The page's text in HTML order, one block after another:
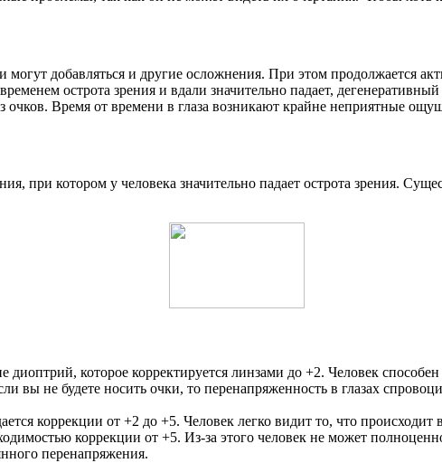
могут добавляться и другие осложнения. При этом продолжается
острота зрения и вдали значительно падает,
очков. Время от времени в глаза возникают крайне неприятные
при котором у человека значительно падает острота зрения.
диоптрий, которое корректируется линзами до +2. Человек
вы не будете носить очки, то перенапряженность в глазах
коррекции от +2 до +5. Человек легко видит то, что
коррекции от +5. Из-за этого человек не может
перенапряжения.